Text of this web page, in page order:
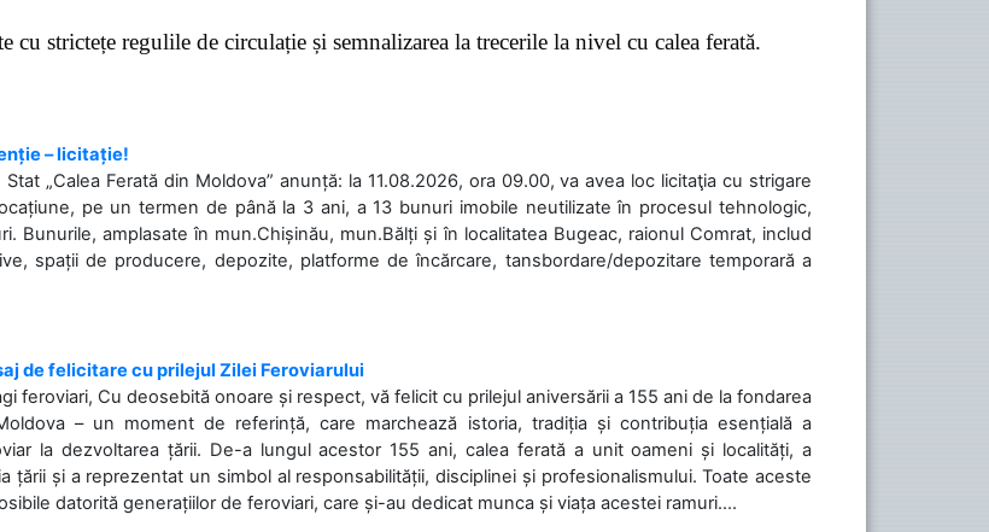
strictețe regulile de circulație și semnalizarea la trecerile la nivel cu calea ferată.
– licitație!
„Calea Ferată din Moldova” anunță: la 11.08.2026, ora 09.00, va avea loc licitaţia cu strigare
pe un termen de până la 3 ani, a 13 bunuri imobile neutilizate în procesul tehnologic,
Bunurile, amplasate în mun.Chișinău, mun.Bălți și în localitatea Bugeac, raionul Comrat, includ
spații de producere, depozite, platforme de încărcare, tansbordare/depozitare temporară a
de felicitare cu prilejul Zilei Feroviarului
feroviari, Cu deosebită onoare și respect, vă felicit cu prilejul aniversării a 155 ani de la fondarea
– un moment de referință, care marchează istoria, tradiția și contribuția esențială a
la dezvoltarea țării. De-a lungul acestor 155 ani, calea ferată a unit oameni și localități, a
țării și a reprezentat un simbol al responsabilității, disciplinei și profesionalismului. Toate aceste
datorită generațiilor de feroviari, care și-au dedicat munca și viața acestei ramuri....